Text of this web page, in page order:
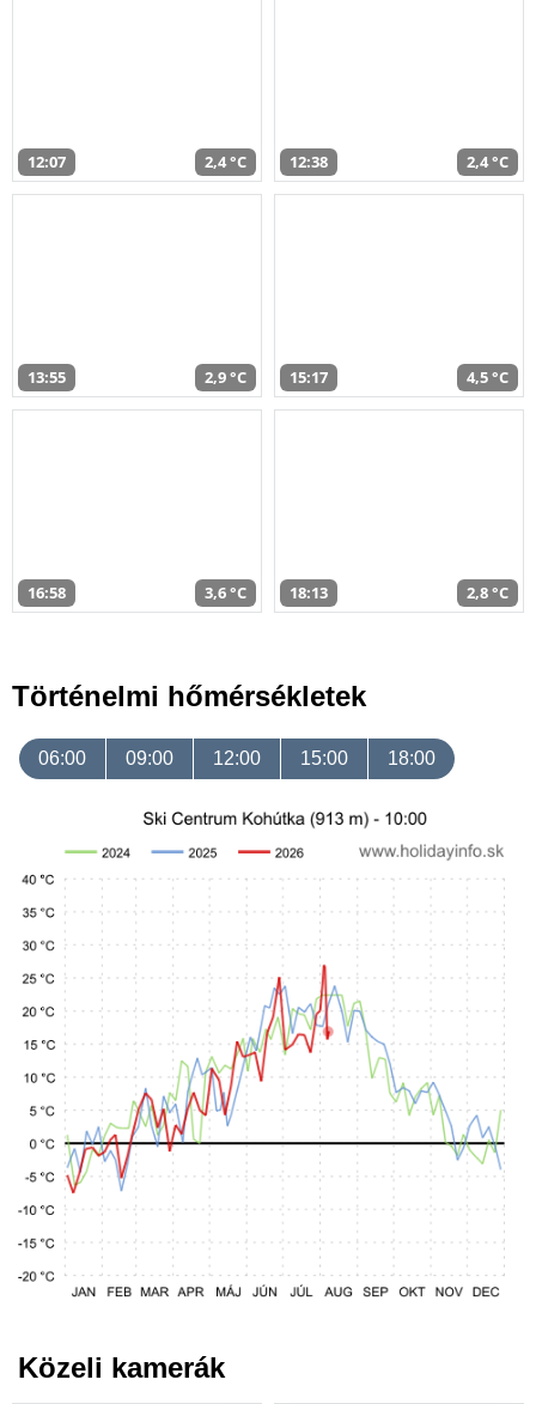
12:07 2,4 °C 12:38 2,4 °C
13:55 2,9 °C 15:17 4,5 °C
16:58 3,6 °C 18:13 2,8 °C
Történelmi hőmérsékletek
06:00 09:00 12:00 15:00 18:00
Közeli kamerák